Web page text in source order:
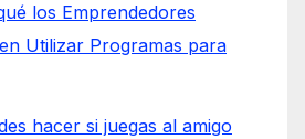
los Emprendedores
Utilizar Programas para
hacer si juegas al amigo